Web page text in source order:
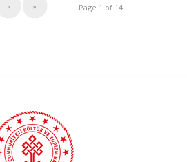
Page 1 of 14
› »